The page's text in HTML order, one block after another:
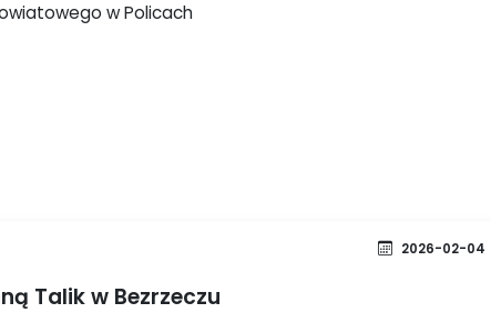
w Policach
2026-02-04
Talik w Bezrzeczu